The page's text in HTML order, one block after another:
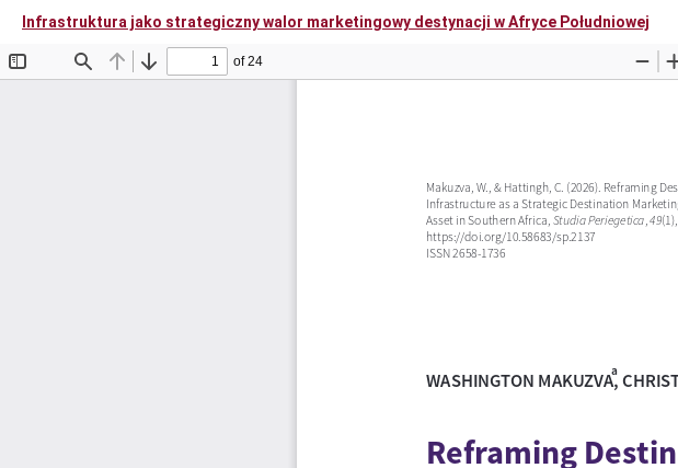
Infrastruktura jako strategiczny walor marketingowy destynacji w Afryce Południowej